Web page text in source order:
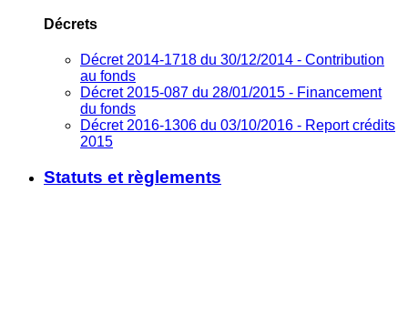
Décrets
Décret 2014-1718 du 30/12/2014 - Contribution
au fonds
Décret 2015-087 du 28/01/2015 - Financement
du fonds
Décret 2016-1306 du 03/10/2016 - Report crédits
2015
Statuts et règlements